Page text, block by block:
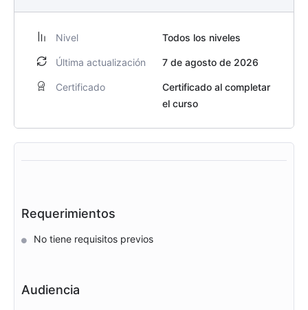
Nivel Todos los niveles
Última actualización 7 de agosto de 2026
Certificado
Certificado al completar
el curso
Requerimientos
No tiene requisitos previos
Audiencia